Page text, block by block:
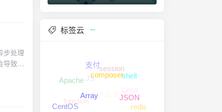
string $uri, array $options = [], ?callable $callback = null ): void { $promise = $this->client->requestAsync($method, $uri, $options); if ($callback) { $promise->then($callback); } $this->pendingRequests[] = $promise; } /** * 执行所有待处理的异步请求 */ public function executeAll(): array { if (empty($this->pendingRequests)) { return []; } $results = \GuzzleHttp\Promise\settle($this->pendingRequests)->wait(); $this->pendingRequests = []; return $results; } /** * 并行处理多个API调用 */ public function parallelApiCalls(array $requests): array { $promises = []; foreach ($requests as $key =
标签云
千卡云支付Linux
redis
function
JS
session
shell
JSON
CentOS
Apache
支付
composer
Array